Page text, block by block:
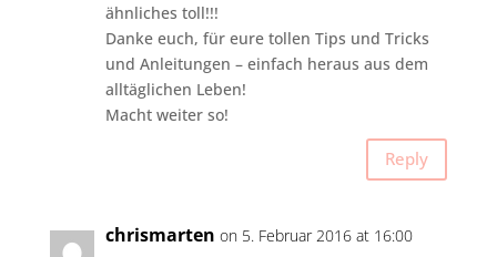
ähnliches toll!!!
Danke euch, für eure tollen Tips und Tricks
und Anleitungen – einfach heraus aus dem
alltäglichen Leben!
Macht weiter so!
Reply
chrismarten on 5. Februar 2016 at 16:00